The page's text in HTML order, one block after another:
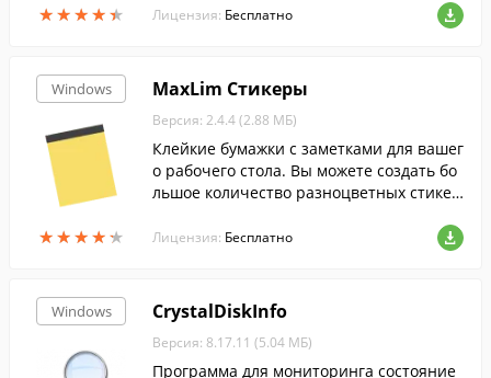
★★★★★
★★★★★
щей Вас даты.
Лицензия: Бесплатно
Windows
★★★★★
★★★★★
MaxLim Стикеры
Версия: 2.4.4 (2.88 МБ)
Клейкие бумажки с заметками для вашег
о рабочего стола. Вы можете создать бо
льшое количество разноцветных стикер
екст стикеров сохраняется автоматичес
Лицензия: Бесплатно
Windows CrystalDiskInfo
Версия: 8.17.11 (5.04 МБ)
Программа для мониторинга состояние